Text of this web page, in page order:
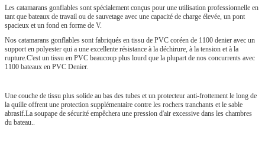
Les catamarans gonflables sont spécialement conçus pour une utilisation professionnelle en
tant que bateaux de travail ou de sauvetage avec une capacité de charge élevée, un pont
spacieux et un fond en forme de V.
Nos catamarans gonflables sont fabriqués en tissu de PVC coréen de 1100 denier avec un
support en polyester qui a une excellente résistance à la déchirure, à la tension et à la
rupture.C'est un tissu en PVC beaucoup plus lourd que la plupart de nos concurrents avec
1100 bateaux en PVC Denier.
Une couche de tissu plus solide au bas des tubes et un protecteur anti-frottement le long de
la quille offrent une protection supplémentaire contre les rochers tranchants et le sable
abrasif.La soupape de sécurité empêchera une pression d'air excessive dans les chambres
du bateau..